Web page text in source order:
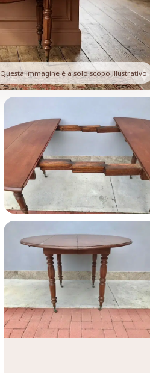
Questa immagine è a solo scopo illustrativo